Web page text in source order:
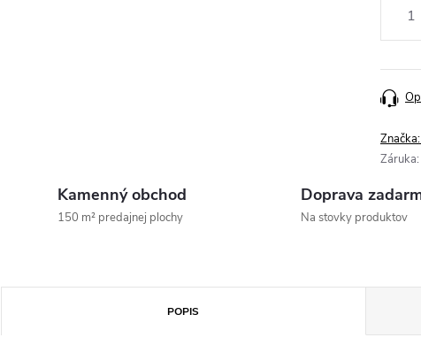
Značka:
Záruka:
Kamenný obchod
150 m² predajnej plochy
Doprava
Na stovky produktov
POPIS